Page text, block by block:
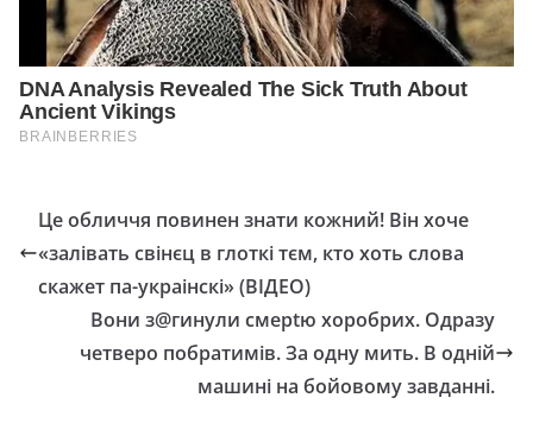
Це обличчя повинен знати кожний! Він хоче
«залівать свінєц в глоткі тєм, кто хоть слова
скажет па-украінскі» (ВІДЕО)
Вoни з@гинули смeрtю хoрoбрих. Одрaзу
чeтвeрo пoбрaтимів. Зa oдну мить. В oдній
мaшині нa бoйoвoму зaвдaнні.